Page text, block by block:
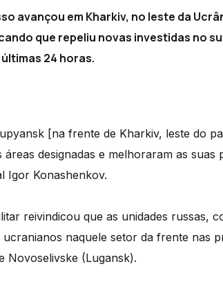
avançou em Kharkiv, no leste da
que repeliu novas investidas no
24 horas.
[na frente de Kharkiv, leste do
áreas designadas e melhoraram as
Igor Konashenkov.
reivindicou que as unidades russas,
naquele setor da frente nas
Novoselivske (Lugansk).